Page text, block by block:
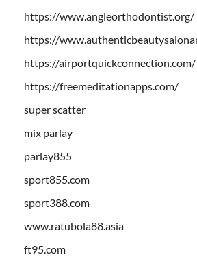
https://www.angleorthodontist.org/
https://
https://airportquickconnection.com/
https://freemeditationapps.com/
super scatter
mix parlay
parlay855
sport855.com
sport388.com
www.ratubola88.asia
ft95.com